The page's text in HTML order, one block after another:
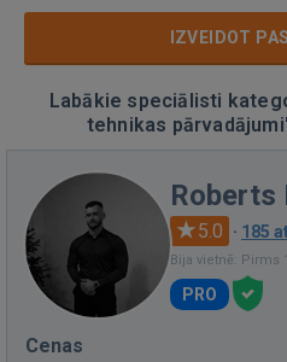
IZVEIDOT
Labākie speciālisti
tehnikas
Roberts
5.0 · 185
Bija vietnē: Pirms
PRO
Cenas